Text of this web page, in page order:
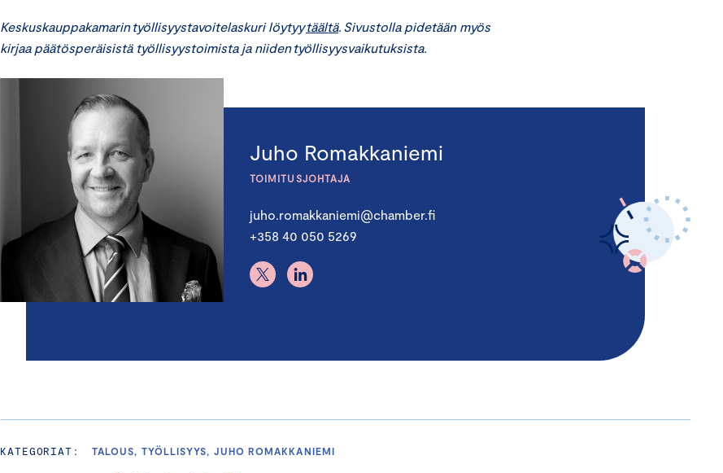
Keskuskauppakamarin työllisyystavoitelaskuri löytyytäältä. Sivustolla pidetään myös
kirjaa päätösperäisistä työllisyystoimista ja niiden työllisyysvaikutuksista.
Juho Romakkaniemi
TOIMITUSJOHTAJA
juho.romakkaniemi@chamber.fi
+358 40 050 5269
KATEGORIAT: TALOUS, TYÖLLISYYS, JUHO ROMAKKANIEMI